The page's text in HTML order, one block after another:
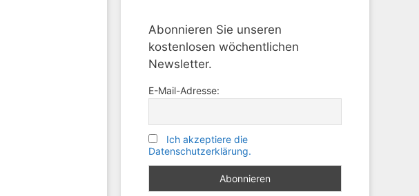
Abonnieren Sie unseren
kostenlosen wöchentlichen
Newsletter.
E-Mail-Adresse:
Ich akzeptiere die
Datenschutzerklärung.